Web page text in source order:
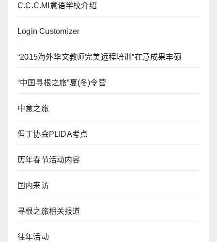
C.C.C.MI意语学校介绍
Login Customizer
“2015海外华文教师完美远程培训”在意成果丰硕
“中国寻根之旅”夏(冬)令营
中意之旅
但丁协会PLIDA考点
历年春节活动内容
国内来访
寻根之旅相关报道
往年活动